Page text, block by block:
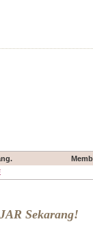
Sekarang!